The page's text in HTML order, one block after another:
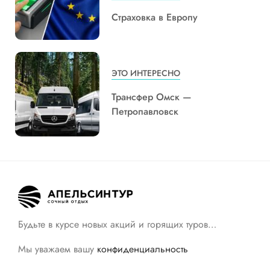
Страховка в Европу
ЭТО ИНТЕРЕСНО
Трансфер Омск —
Петропавловск
Будьте в курсе новых акций и горящих туров…
Мы уважаем вашу конфиденциальность